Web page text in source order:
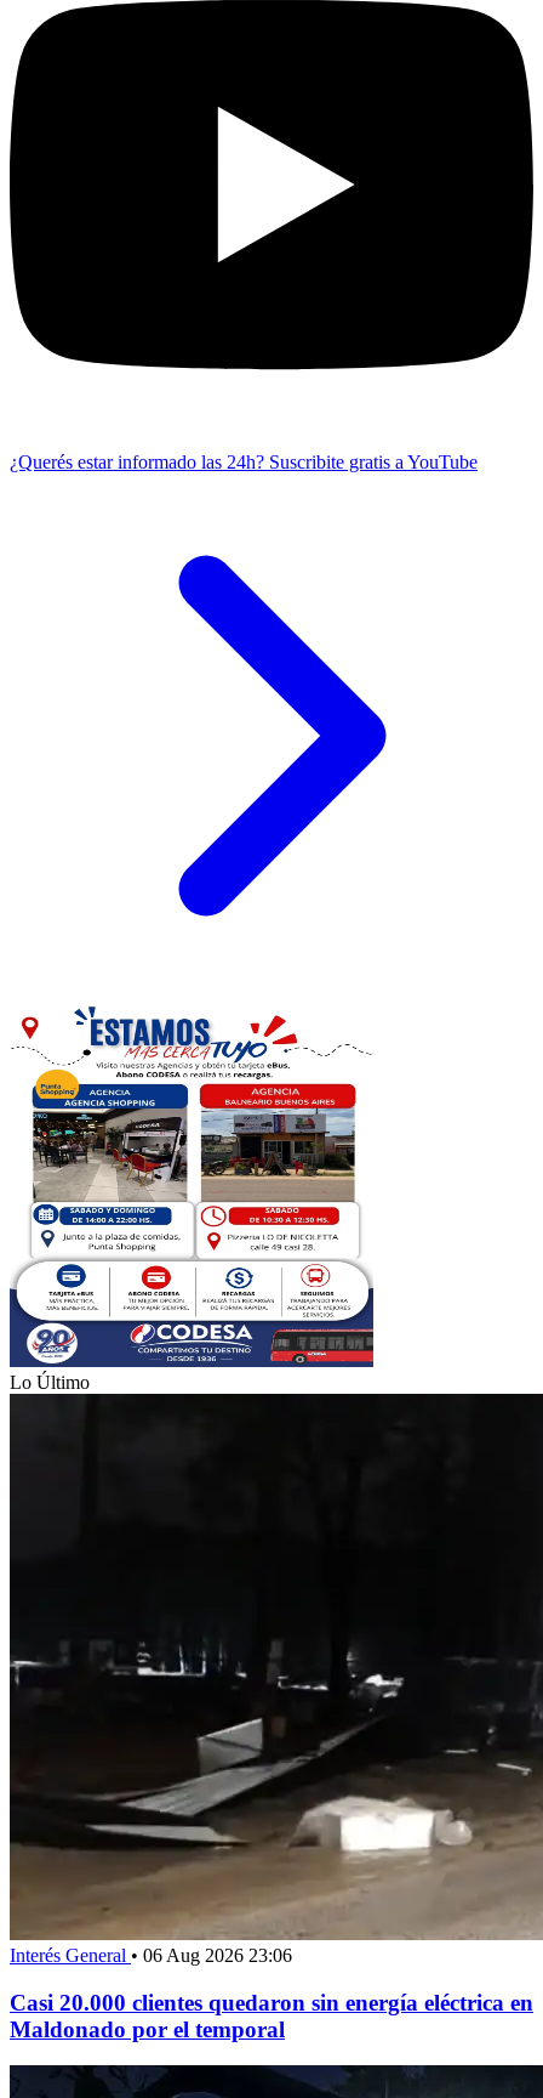
¿Querés estar informado las 24h? Suscribite gratis a YouTube
Lo Último
Interés General • 06 Aug 2026 23:06
Casi 20.000 clientes quedaron sin energía eléctrica en
Maldonado por el temporal